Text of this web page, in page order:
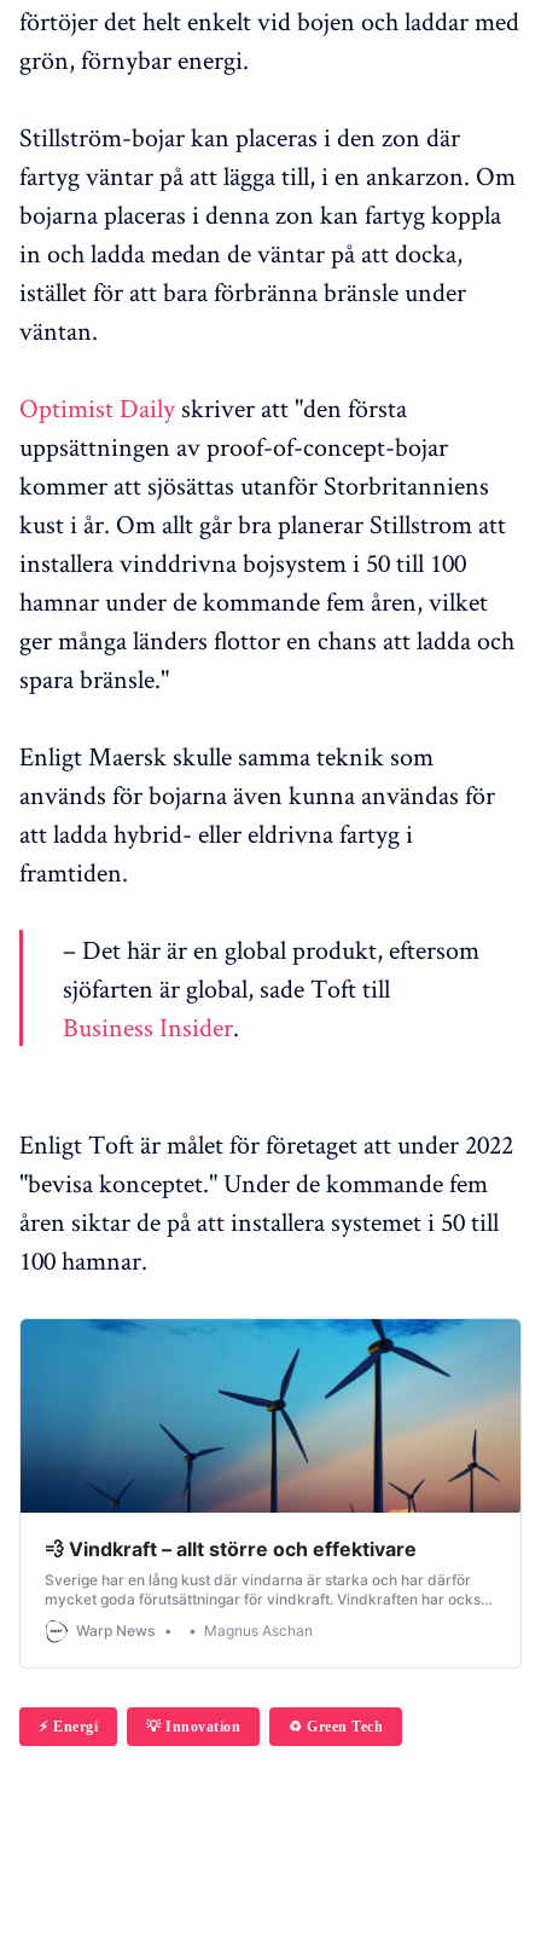
förtöjer det helt enkelt vid bojen och laddar med
grön, förnybar energi.
Stillström-bojar kan placeras i den zon där
fartyg väntar på att lägga till, i en ankarzon. Om
bojarna placeras i denna zon kan fartyg koppla
in och ladda medan de väntar på att docka,
istället för att bara förbränna bränsle under
väntan.
Optimist Daily skriver att "den första
uppsättningen av proof-of-concept-bojar
kommer att sjösättas utanför Storbritanniens
kust i år. Om allt går bra planerar Stillstrom att
installera vinddrivna bojsystem i 50 till 100
hamnar under de kommande fem åren, vilket
ger många länders flottor en chans att ladda och
spara bränsle."
Enligt Maersk skulle samma teknik som
används för bojarna även kunna användas för
att ladda hybrid- eller eldrivna fartyg i
framtiden.
– Det här är en global produkt, eftersom
sjöfarten är global, sade Toft till
Business Insider.
Enligt Toft är målet för företaget att under 2022
"bevisa konceptet." Under de kommande fem
åren siktar de på att installera systemet i 50 till
100 hamnar.
💨 Vindkraft – allt större och effektivare
Sverige har en lång kust där vindarna är starka och har därför
mycket goda förutsättningar för vindkraft. Vindkraften har också
vuxit kraftigt de senaste åren och levererar runt 20 procent av
den el vi använder i Sverige.
Warp News Magnus Aschan
⚡️ Energi 💡 Innovation ♻️ Green Tech